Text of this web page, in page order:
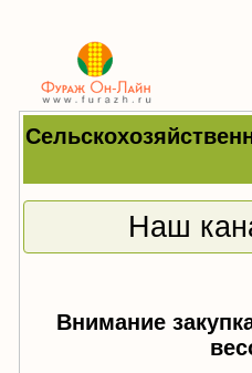
Наш
Внимание